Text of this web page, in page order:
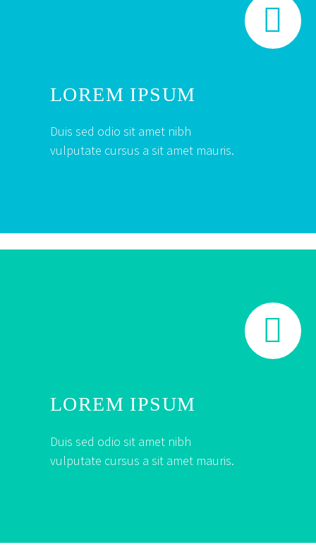


LOREM IPSUM
Duis sed odio sit amet nibh
vulputate cursus a sit amet mauris.


LOREM IPSUM
Duis sed odio sit amet nibh
vulputate cursus a sit amet mauris.